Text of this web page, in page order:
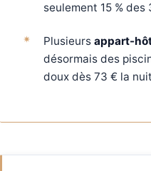
seulement 15 % des
Plusieurs appart-
désormais des
doux dès 73 € la nuit